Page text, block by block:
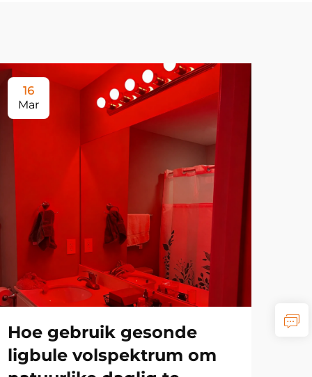
16
Mar
Hoe gebruik gesonde
ligbule volspektrum om